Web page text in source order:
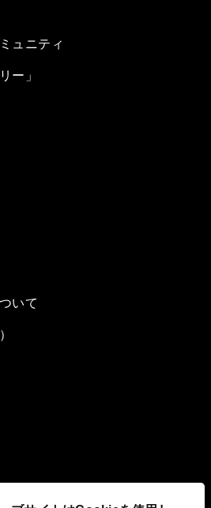
ュニティ
ー」
いて
り組み